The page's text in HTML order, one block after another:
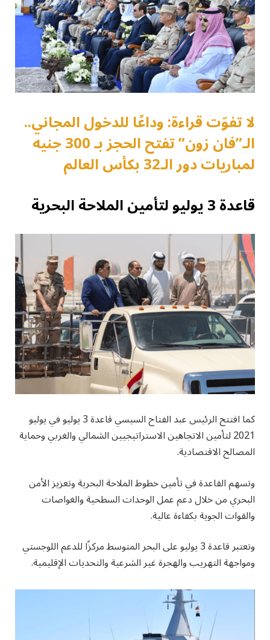
لا تفوّت قراءة: وداعًا للدخول المجاني..
الـ”فان زون” تفتح الحجز بـ 300 جنيه
لمباريات دور الـ32 بكأس العالم
قاعدة 3 يوليو لتأمين الملاحة البحرية
كما افتتح الرئيس عبد الفتاح السيسي قاعدة 3 يوليو في يوليو
2021 لتأمين الاتجاهين الاستراتيجيين الشمالي والغربي وحماية
المصالح الاقتصادية.
وتسهم القاعدة في تأمين خطوط الملاحة البحرية وتعزيز الأمن
البحري من خلال دعم عمل الوحدات السطحية والغواصات
والقوات الجوية بكفاءة عالية.
وتعتبر قاعدة 3 يوليو على البحر المتوسط مركزًا للدعم اللوجستي
ومواجهة التهريب والهجرة غير الشرعية والتحديات الإقليمية.